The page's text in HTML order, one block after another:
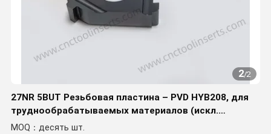
2/2
27NR 5BUT Резьбовая пластина – PVD HYB208, для
труднообрабатываемых материалов (искл.
высокотемпературные сплавы)
MOQ：десять шт.